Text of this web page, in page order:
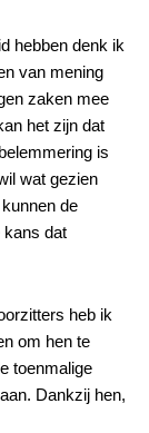
hebben denk ik
van mening
zaken mee
het zijn dat
is
wat gezien
de
kans dat
heb ik
om hen te
toenmalige
Dankzij hen,